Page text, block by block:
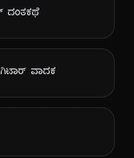
ದಂತಕಥೆ
ಗಿಟಾರ್ ವಾದಕ